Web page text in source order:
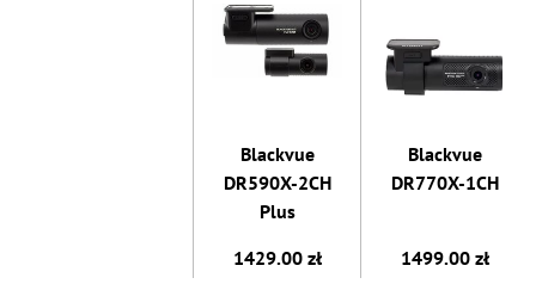
Blackvue
DR590X-2CH
Plus
Blackvue
DR770X-1CH
1429.00 zł 1499.00 zł